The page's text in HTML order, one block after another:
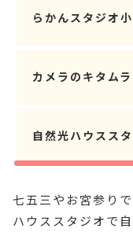
らかんスタジオ
カメラのキタム
自然光ハウスス
七五三やお宮参り
ハウススタジオで